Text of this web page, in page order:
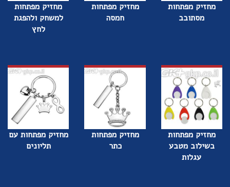
מחזיק מפתחות
מסתובב
מחזיק מפתחות
חמסה
מחזיק מפתחות
למשחק ולהפגת
לחץ
מחזיק מפתחות
בשילוב מטבע
עגלות
מחזיק מפתחות
כתר
מחזיק מפתחות עם
תליונים